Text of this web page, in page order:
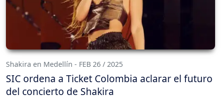
Shakira en Medellín - FEB 26 / 2025
SIC ordena a Ticket Colombia aclarar el futuro
del concierto de Shakira